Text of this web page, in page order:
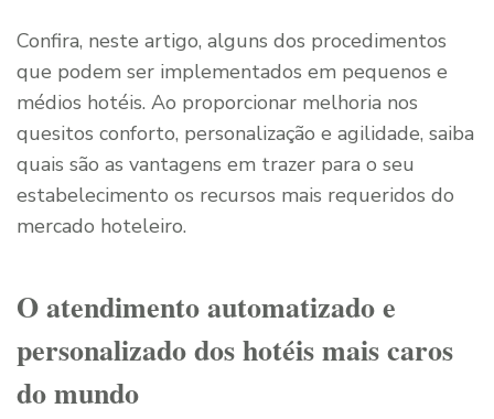
Confira, neste artigo, alguns dos procedimentos
que podem ser implementados em pequenos e
médios hotéis. Ao proporcionar melhoria nos
quesitos conforto, personalização e agilidade, saiba
quais são as vantagens em trazer para o seu
estabelecimento os recursos mais requeridos do
mercado hoteleiro.
O atendimento automatizado e
personalizado dos hotéis mais caros
do mundo